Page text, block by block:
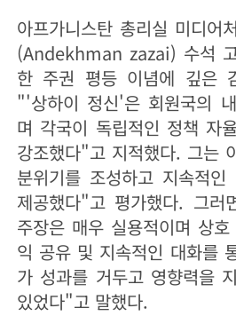
아프가니스탄 총리실 미디어
(Andekhman zazai) 수석
한 주권 평등 이념에 깊은
"'상하이 정신'은 회원국의
며 각국이 독립적인 정책 자
강조했다"고 지적했다. 그는
분위기를 조성하고 지속적
제공했다"고 평가했다. 그러
주장은 매우 실용적이며 상
익 공유 및 지속적인 대화를
가 성과를 거두고 영향력을
있었다"고 말했다.